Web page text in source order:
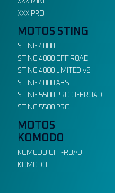
XXX MINI
XXX PRO
MOTOS STING
STING 4000
STING 4000 OFF ROAD
STING 4000 LIMITED v2
STING 4000 ABS
STING 5500 PRO OFFROAD
STING 5500 PRO
MOTOS
KOMODO
KOMODO OFF-ROAD
KOMODO